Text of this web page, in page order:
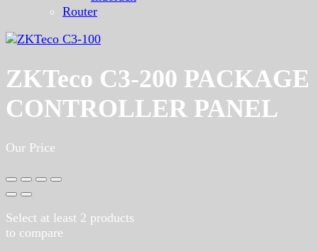
Router
ZKTeco C3-200 PACKAGE
CONTROLLER PANEL
Our Price
Select at least 2 products
to compare